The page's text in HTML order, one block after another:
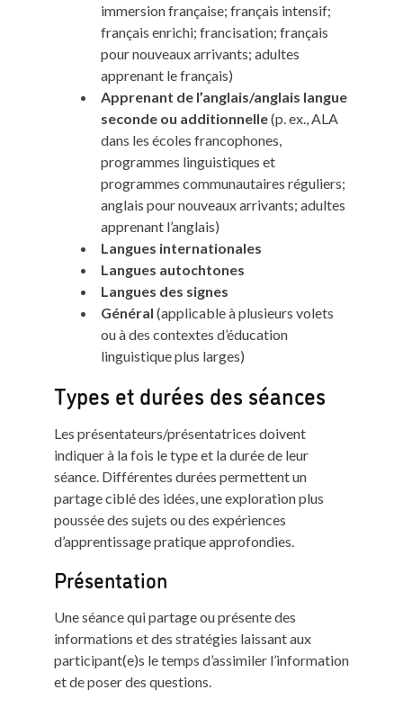
immersion française; français intensif;
français enrichi; francisation; français
pour nouveaux arrivants; adultes
apprenant le français)
Apprenant de l’anglais/anglais langue
seconde ou additionnelle(p. ex., ALA
dans les écoles francophones,
programmes linguistiques et
programmes communautaires réguliers;
anglais pour nouveaux arrivants; adultes
apprenant l’anglais)
Langues internationales
Langues autochtones
Langues des signes
Général (applicable à plusieurs volets
ou à des contextes d’éducation
linguistique plus larges)
Types et durées des séances
Les présentateurs/présentatrices doivent
indiquer à la fois le type et la durée de leur
séance. Différentes durées permettent un
partage ciblé des idées, une exploration plus
poussée des sujets ou des expériences
d’apprentissage pratique approfondies.
Présentation
Une séance qui partage ou présente des
informations et des stratégies laissant aux
participant(e)s le temps d’assimiler l’information
et de poser des questions.